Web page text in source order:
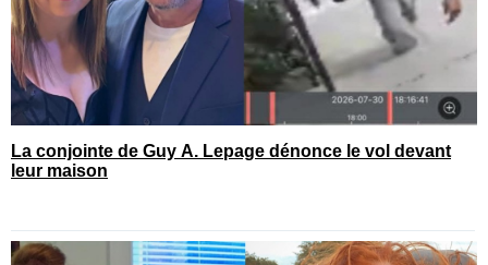
La conjointe de Guy A. Lepage dénonce le vol devant
leur maison